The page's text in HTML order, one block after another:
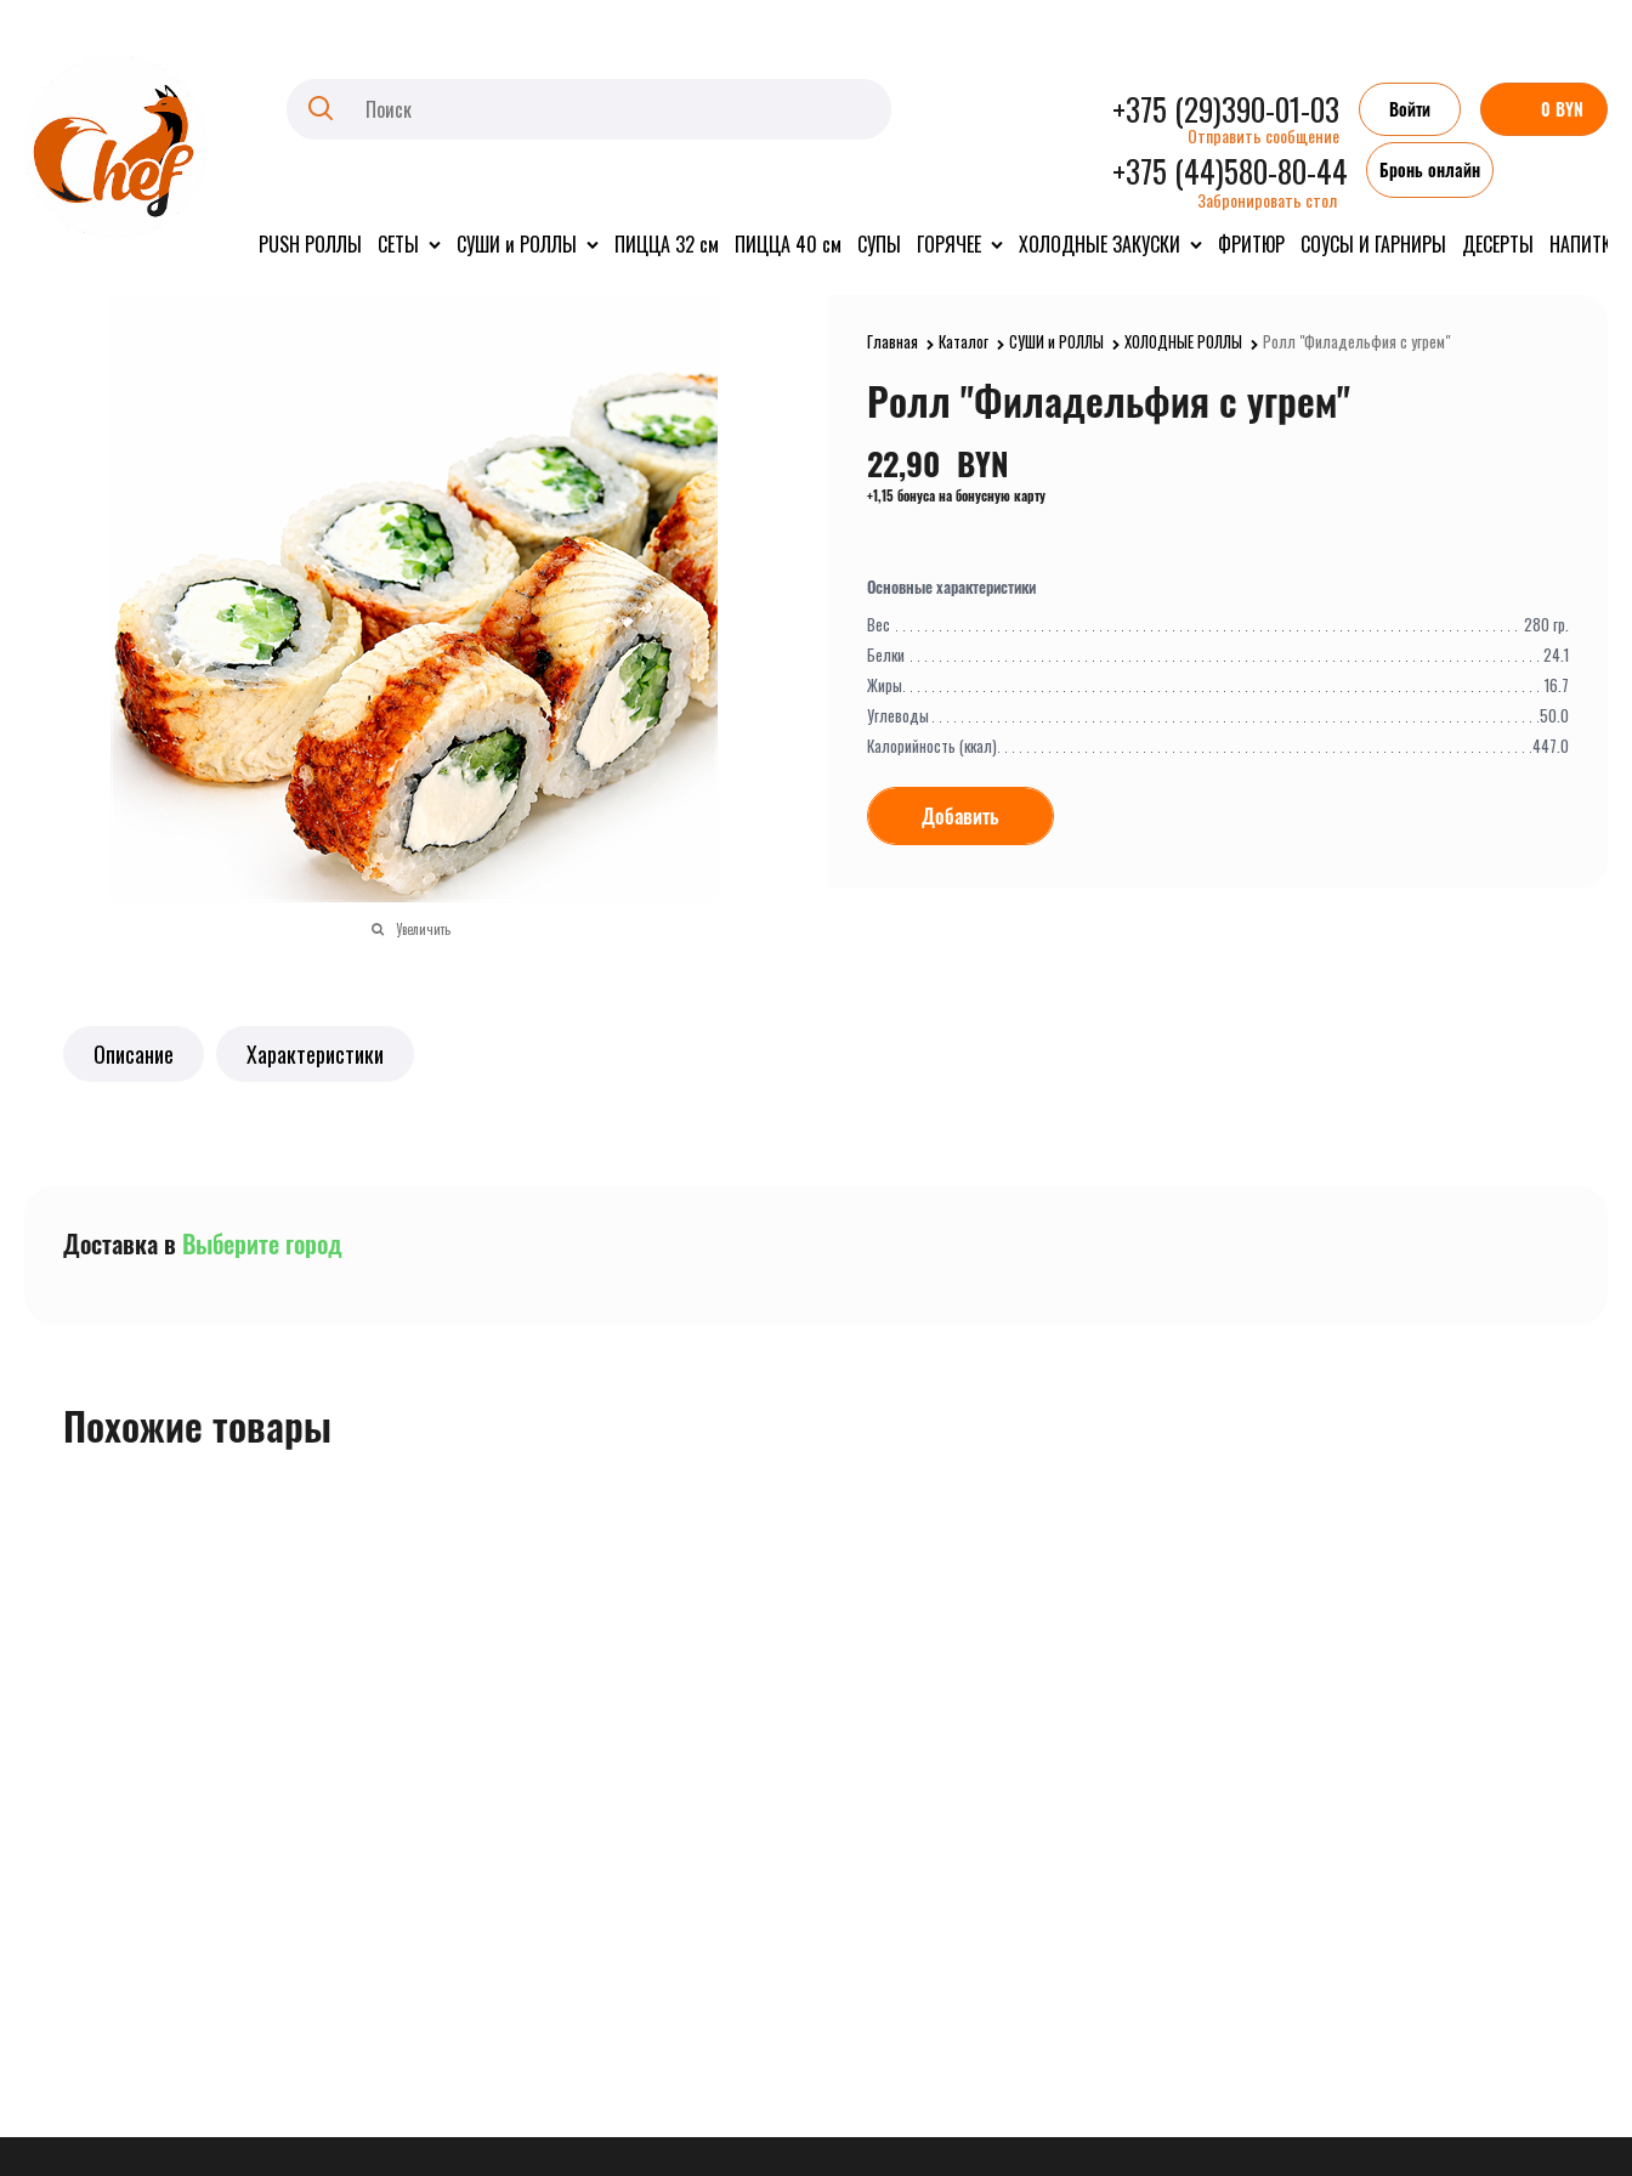
+375 (29)390-01-03
+375 (44)580-80-44
Бронь онлайн
Забронировать стол
Отправить сообщение
Войти 0 BYN
PUSH РОЛЛЫ СЕТЫ СУШИ и РОЛЛЫ ПИЦЦА 32 см ПИЦЦА 40 см СУПЫ ГОРЯЧЕЕ ХОЛОДНЫЕ ЗАКУСКИ ФРИТЮР СОУСЫ И ГАРНИРЫ ДЕСЕРТЫ НАПИТКИ
Увеличить
Главная Каталог СУШИ и РОЛЛЫ ХОЛОДНЫЕ РОЛЛЫ Ролл "Филадельфия с угрем"
Ролл "Филадельфия с угрем"
22,90
  BYN
+1,15 бонуса на бонусную карту
Вес 280 гр.
Белки
24.1
Жиры
16.7
Углеводы
50.0
Калорийность (ккал)
447.0
Добавить
Описание Характеристики
Доставка в Выберите город
Похожие товары